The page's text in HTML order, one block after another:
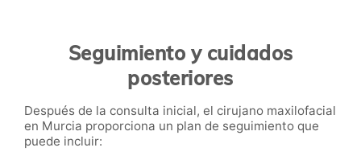
Seguimiento y cuidados
posteriores
Después de la consulta inicial, el cirujano maxilofacial
en Murcia proporciona un plan de seguimiento que
puede incluir: